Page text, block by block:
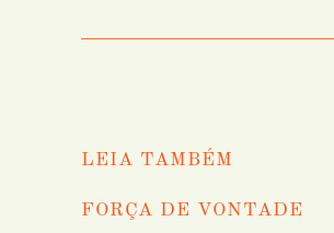
LEIA TAMBÉM
FORÇA DE VONTADE